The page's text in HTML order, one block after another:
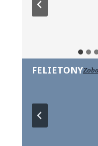
FELIETONY